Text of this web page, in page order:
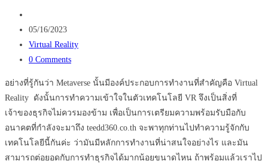
google
Maps
สำหรับ
author:
Post
published:
05/16/2023
Post
category:
Virtual Reality
Post
0 Comments
อย่างที่รู้กันว่า Metaverse นั้นมีองค์ประกอบการทำงานที่สำคัญคือ Virtual
Reality ดังนั้นการทำความเข้าใจในตัวเทคโนโลยี VR จึงเป็นสิ่งที่
เจ้าของธุรกิจไม่ควรมองข้าม เพื่อเป็นการเตรียมความพร้อมรับมือกับ
อนาคตที่กำลังจะมาถึง teedd360.co.th จะพาทุกท่านไปทำความรู้จักกับ
เทคโนโลยีนี้กันค่ะ ว่ามันมีหลักการทำงานที่น่าสนใจอย่างไร และมัน
สามารถต่อยอดกับการทำธุรกิจได้มากน้อยขนาดไหน ถ้าพร้อมแล้วเราไป